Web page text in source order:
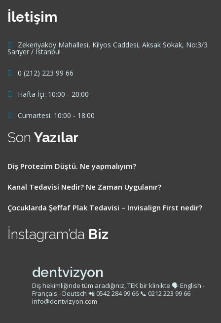
İletişim
Zekeriyaköy Mahallesi, Kilyos Caddesi, Aksak Sokak, No:3/3
Sarıyer / İstanbul
0 (212) 223 99 66
Hafta İçi: 10:00 - 20:00
Cumartesi: 10:00 - 18:00
Son Yazılar
Diş Protezim Düştü. Ne yapmalıyım?
Kanal Tedavisi Nedir? Ne Zaman Uygulanır?
Çocuklarda Şeffaf Plak Tedavisi – Invisalign First nedir?
İnstagram’da Biz
dentvizyon
Diş hekimliğinde tüm aradığınız, TEK bir klinikte 🗣 English -
Français - Deutsch 📲 0542 284 99 66 📞 0212 223 99 66
info@dentvizyon.com